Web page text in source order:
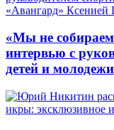
«Мы не
интервью с
детей и